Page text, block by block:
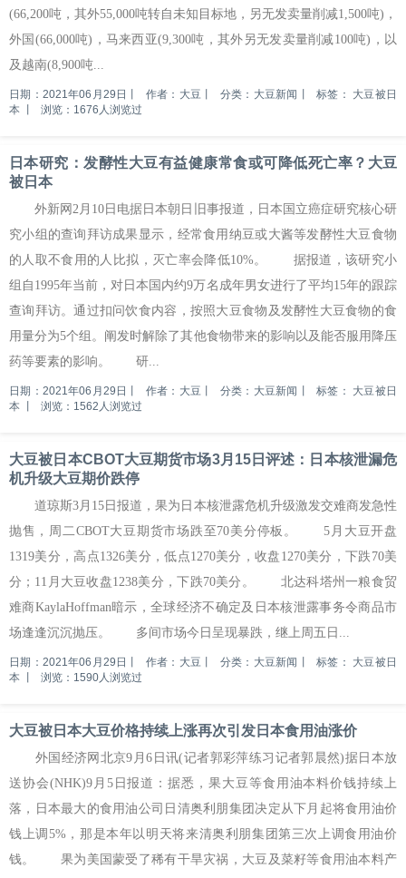
(66,200吨，其外55,000吨转自未知目标地，另无发卖量削减1,500吨)，
外国(66,000吨)，马来西亚(9,300吨，其外另无发卖量削减100吨)，以
及越南(8,900吨...
日期：2021年06月29日 作者：大豆 分类：大豆新闻 标签： 大豆被日
本
浏览：1676人浏览过
日本研究：发酵性大豆有益健康常食或可降低死亡率？大豆
被日本
外新网2月10日电据日本朝日旧事报道，日本国立癌症研究核心研
究小组的查询拜访成果显示，经常食用纳豆或大酱等发酵性大豆食物
的人取不食用的人比拟，灭亡率会降低10%。 据报道，该研究小
组自1995年当前，对日本国内约9万名成年男女进行了平均15年的跟踪
查询拜访。通过扣问饮食内容，按照大豆食物及发酵性大豆食物的食
用量分为5个组。阐发时解除了其他食物带来的影响以及能否服用降压
药等要素的影响。 研...
日期：2021年06月29日 作者：大豆 分类：大豆新闻 标签： 大豆被日
本
浏览：1562人浏览过
大豆被日本CBOT大豆期货市场3月15日评述：日本核泄漏危
机升级大豆期价跌停
道琼斯3月15日报道，果为日本核泄露危机升级激发交难商发急性
抛售，周二CBOT大豆期货市场跌至70美分停板。 5月大豆开盘
1319美分，高点1326美分，低点1270美分，收盘1270美分，下跌70美
分；11月大豆收盘1238美分，下跌70美分。 北达科塔州一粮食贸
难商KaylaHoffman暗示，全球经济不确定及日本核泄露事务令商品市
场逢逢沉沉抛压。 多间市场今日呈现暴跌，继上周五日...
日期：2021年06月29日 作者：大豆 分类：大豆新闻 标签： 大豆被日
本
浏览：1590人浏览过
大豆被日本大豆价格持续上涨再次引发日本食用油涨价
外国经济网北京9月6日讯(记者郭彩萍练习记者郭晨然)据日本放
送协会(NHK)9月5日报道：据悉，果大豆等食用油本料价钱持续上
落，日本最大的食用油公司日清奥利朋集团决定从下月起将食用油价
钱上调5%，那是本年以明天将来清奥利朋集团第三次上调食用油价
钱。 果为美国蒙受了稀有干旱灾祸，大豆及菜籽等食用油本料产